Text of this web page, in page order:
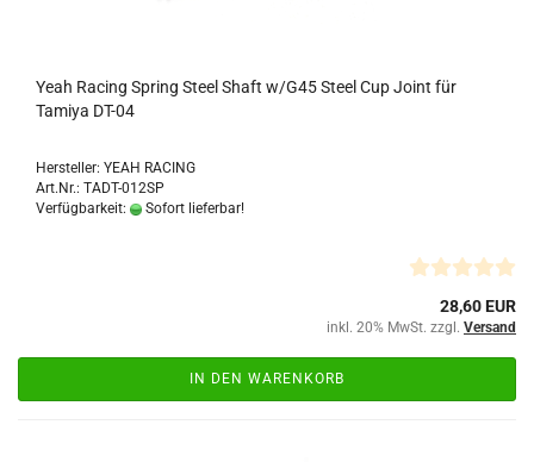
Yeah Racing Spring Steel Shaft w/G45 Steel Cup Joint für
Tamiya DT-04
Hersteller: YEAH RACING
Art.Nr.: TADT-012SP
Verfügbarkeit:
Sofort lieferbar!
28,60 EUR
inkl. 20% MwSt. zzgl. Versand
IN DEN WARENKORB